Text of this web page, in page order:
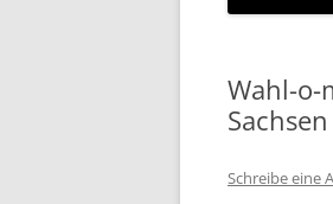
Wahl-o-
Schreibe eine